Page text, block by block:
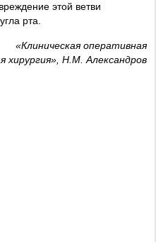
этой ветви
рта.
«Клиническая оперативная
хирургия», Н.М. Александров